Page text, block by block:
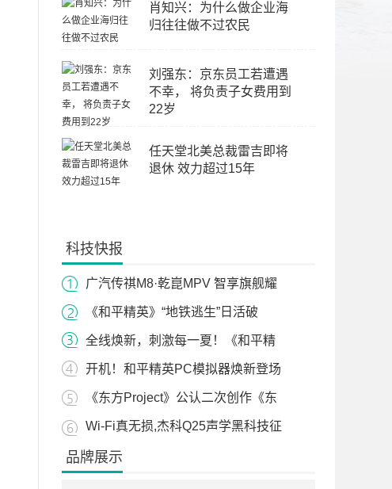
肖知兴：为什么做企业海
归往往做不过农民
刘强东：京东员工若遭遇
不幸， 将负责子女费用到
22岁
任天堂北美总裁雷吉即将
退休 效力超过15年
科技快报
广汽传祺M8·乾崑MPV 智享旗舰耀
《和平精英》“地铁逃生”日活破
全线焕新，刺激每一夏！《和平精
开机！和平精英PC模拟器焕新登场
《东方Project》公认二次创作《东
Wi-Fi真无损,杰科Q25声学黑科技征
品牌展示